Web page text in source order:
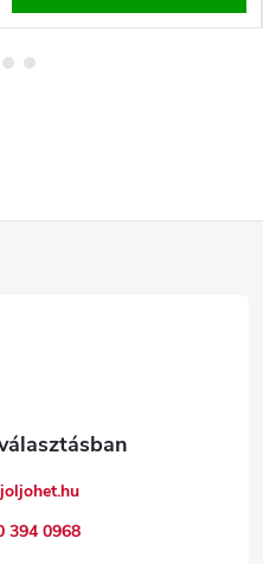
joljohet.hu
394 0968